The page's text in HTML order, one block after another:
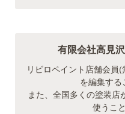
有限会社高見
リビロペイント店舗会員
を編集する
また、全国多くの塗装店
使うこ